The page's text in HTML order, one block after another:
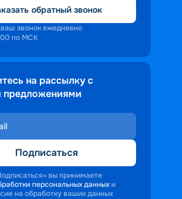
обратный звонок
звонок ежедневно
по МСК
на рассылку с
Подписаться
вы принимаете
персональных данных и
на обработку ваших данных